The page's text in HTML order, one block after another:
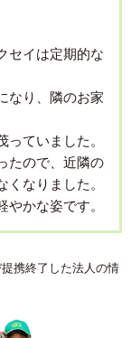
セイは定期的な
なり、隣のお家
ていました。
たので、近隣の
なりました。
かな姿です。
携終了した法人の情